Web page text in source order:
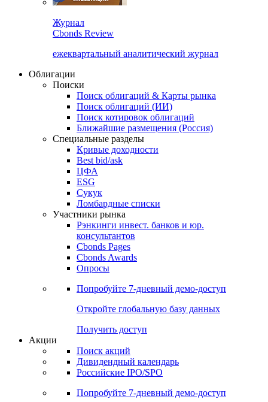
Журнал
Cbonds Review
ежеквартальный аналитический журнал
Облигации
Поиски
Поиск облигаций & Карты рынка
Поиск облигаций (ИИ)
Поиск котировок облигаций
Ближайшие размещения (Россия)
Специальные разделы
Кривые доходности
Best bid/ask
ЦФА
ESG
Сукук
Ломбардные списки
Участники рынка
Рэнкинги инвест. банков и юр.
консультантов
Cbonds Pages
Cbonds Awards
Опросы
Попробуйте 7-дневный демо-доступ
Откройте глобальную базу данных
Получить доступ
Акции
Поиск акций
Дивидендный календарь
Российские IPO/SPO
Попробуйте 7-дневный демо-доступ